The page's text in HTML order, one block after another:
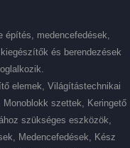
építés, medencefedések,
és berendezések
elemek, Világítástechnikai
szettek, Keringető
szükséges eszközök,
Medencefedések, Kész